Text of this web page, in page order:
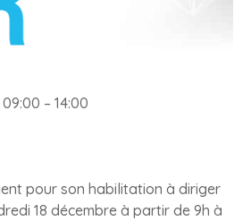
09:00 – 14:00
pour son habilitation à diriger
18 décembre à partir de 9h à